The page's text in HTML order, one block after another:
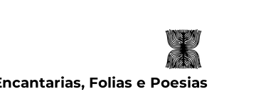
Folias e Poesias